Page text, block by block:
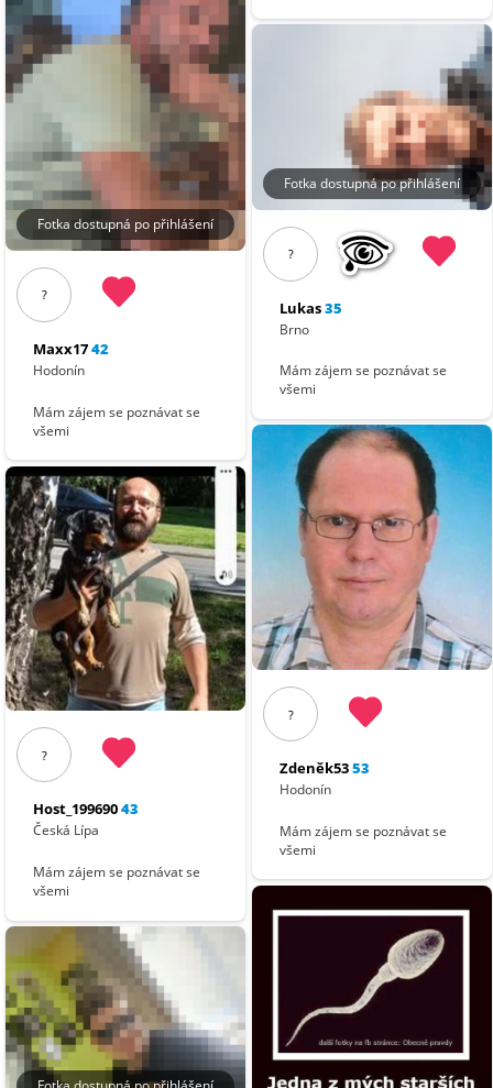
Fotka dostupná po přihlášení
?
Maxx1742
Hodonín
Mám zájem se poznávat se
všemi
?
Host_19969043
Česká Lípa
Mám zájem se poznávat se
všemi
Fotka dostupná po přihlášení
?
Lukas35
Brno
Mám zájem se poznávat se
všemi
?
Zdeněk5353
Hodonín
Mám zájem se poznávat se
všemi